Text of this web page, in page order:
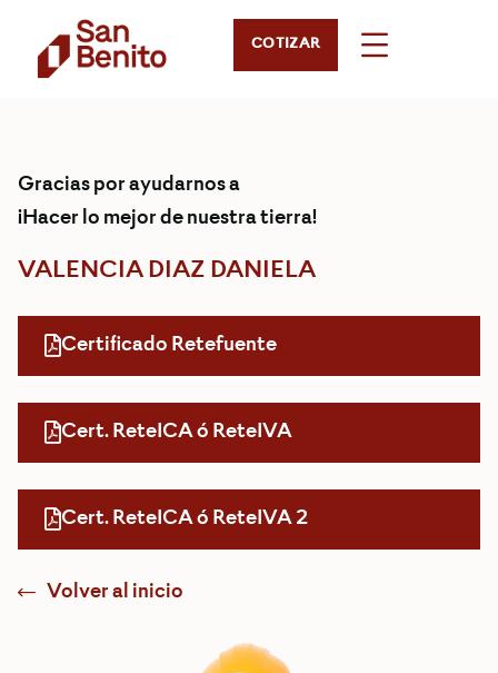
COTIZAR
Gracias por ayudarnos a
¡Hacer lo mejor de nuestra tierra!
VALENCIA DIAZ DANIELA
Certificado Retefuente
Cert. ReteICA ó ReteIVA
Cert. ReteICA ó ReteIVA 2
Volver al inicio